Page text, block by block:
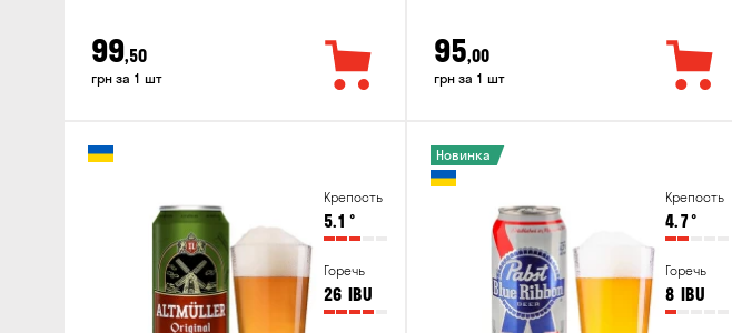
99,50
грн за 1 шт
95,00
грн за 1 шт
Крепость
5.1 °
Горечь
26 IBU
Крепость
4.7°
Горечь
8 IBU
Новинка